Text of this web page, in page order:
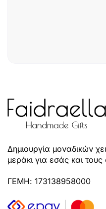
Δημιουργία μοναδικών
μεράκι για εσάς και
ΓΕΜΗ: 173138958000